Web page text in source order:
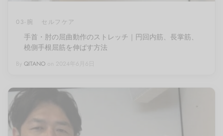
03-腕 セルフケア
手首・肘の屈曲動作のストレッチ｜円回内筋、長掌筋、
橈側手根屈筋を伸ばす方法
QITANO